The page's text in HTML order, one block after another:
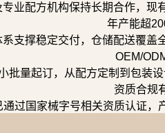
业配方机构保持长期合作，现
年产能超
支撑稳定交付，仓储配送覆盖
OEM/
批量起订，从配方定制到包装
资质合规
过国家械字号相关资质认证，